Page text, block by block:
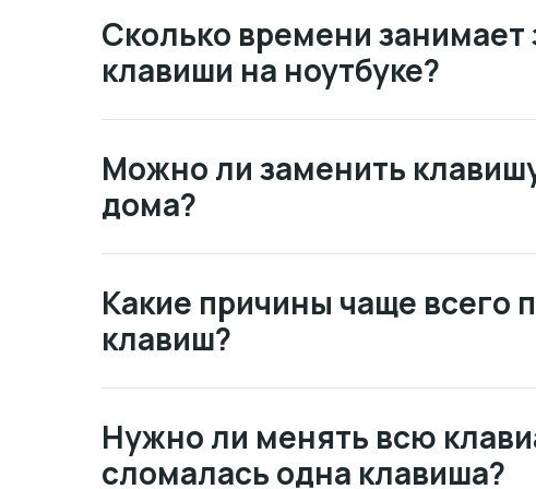
Сколько времени
клавиши на ноутбуке?
Можно ли заменить
дома?
Какие причины чаще всего
клавиш?
Нужно ли менять всю
сломалась одна клавиша?